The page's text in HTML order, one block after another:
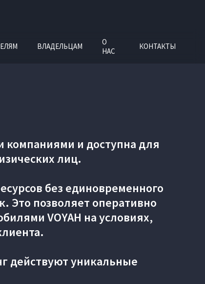
ВЛАДЕЛЬЦАМ
О
НАС
КОНТАКТЫ
компаниями и доступна для
лиц.
без единовременного
Это позволяет оперативно
VOYAH на условиях,
действуют уникальные